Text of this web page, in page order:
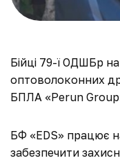
Бійці 79-ї ОДШБр
оптоволоконних
БПЛА «Perun
БФ «EDS» працює
забезпечити